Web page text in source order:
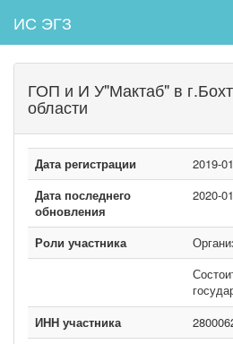
ИС ЭГЗ
ГОП и И У"Мактаб" в
области
Дата регистрации
2019-
Дата последнего
обновления
2020-
Роли участника
ИНН участника